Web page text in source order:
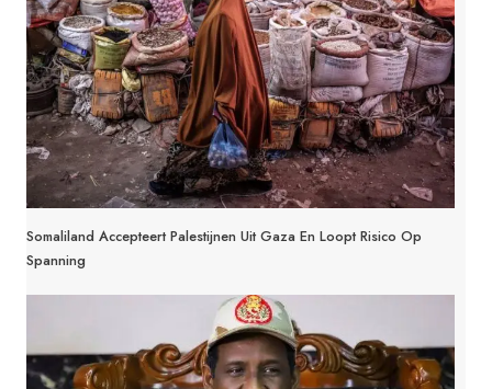
Somaliland Accepteert Palestijnen Uit Gaza En Loopt Risico Op
Spanning